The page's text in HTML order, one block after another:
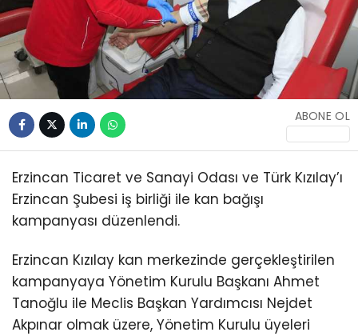
ABONE OL
Erzincan Ticaret ve Sanayi Odası ve Türk Kızılay’ı
Erzincan Şubesi iş birliği ile kan bağışı
kampanyası düzenlendi.
Erzincan Kızılay kan merkezinde gerçekleştirilen
kampanyaya Yönetim Kurulu Başkanı Ahmet
Tanoğlu ile Meclis Başkan Yardımcısı Nejdet
Akpınar olmak üzere, Yönetim Kurulu üyeleri